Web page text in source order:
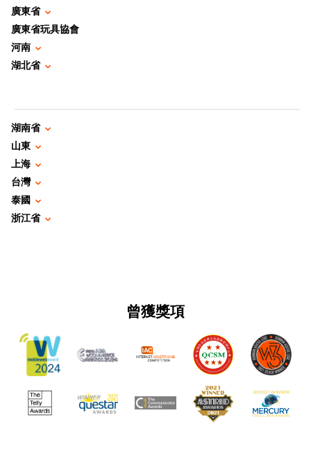
廣東省
廣東省玩具協會
河南
湖北省
湖南省
山東
上海
台灣
泰國
浙江省
曾獲獎項